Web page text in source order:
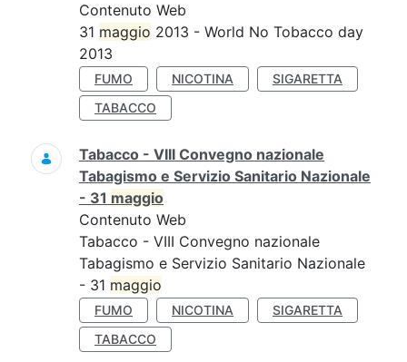
Contenuto Web
31 maggio 2013 - World No Tobacco day
2013
FUMO NICOTINA
SIGARETTA
TABACCO
Tabacco - VIII Convegno nazionale
Tabagismo e Servizio Sanitario Nazionale
- 31 maggio
Contenuto Web
Tabacco - VIII Convegno nazionale
Tabagismo e Servizio Sanitario Nazionale
- 31 maggio
FUMO NICOTINA
SIGARETTA
TABACCO